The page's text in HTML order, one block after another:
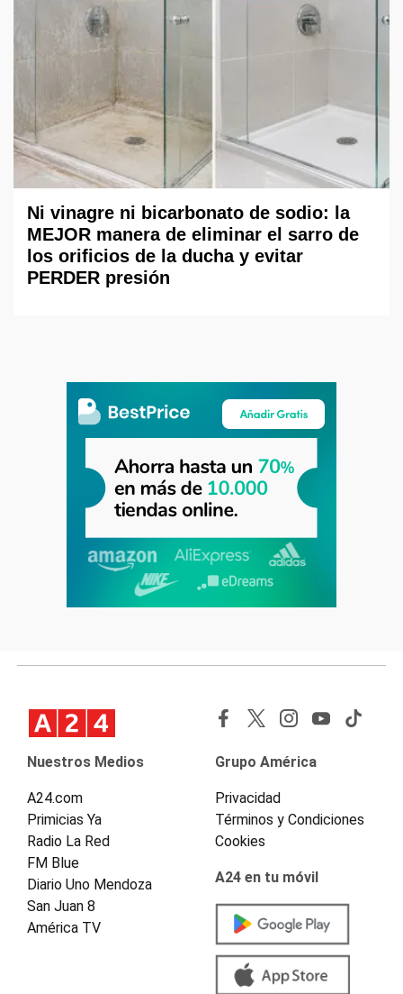
Ni vinagre ni bicarbonato de sodio: la
MEJOR manera de eliminar el sarro de
los orificios de la ducha y evitar
PERDER presión
Nuestros Medios
A24.com
Primicias Ya
Radio La Red
FM Blue
Diario Uno Mendoza
San Juan 8
América TV
Grupo América
Privacidad
Términos y Condiciones
Cookies
A24 en tu móvil